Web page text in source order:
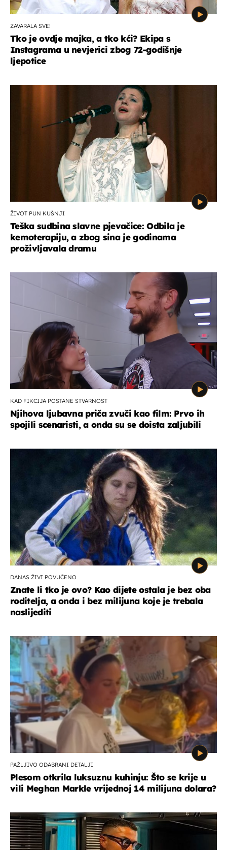
ZAVARALA SVE!
Tko je ovdje majka, a tko kći? Ekipa s
Instagrama u nevjerici zbog 72-godišnje
ljepotice
ŽIVOT PUN KUŠNJI
Teška sudbina slavne pjevačice: Odbila je
kemoterapiju, a zbog sina je godinama
proživljavala dramu
KAD FIKCIJA POSTANE STVARNOST
Njihova ljubavna priča zvuči kao film: Prvo ih
spojili scenaristi, a onda su se doista zaljubili
DANAS ŽIVI POVUČENO
Znate li tko je ovo? Kao dijete ostala je bez oba
roditelja, a onda i bez milijuna koje je trebala
naslijediti
PAŽLJIVO ODABRANI DETALJI
Plesom otkrila luksuznu kuhinju: Što se krije u
vili Meghan Markle vrijednoj 14 milijuna dolara?